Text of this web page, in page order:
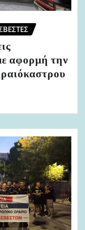
αφορμή την